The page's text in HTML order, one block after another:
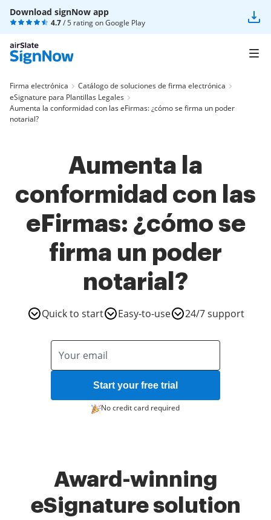
Download signNow app
4.7/ 5 rating onGoogle Play
Firma electrónica
Catálogo de soluciones de firma electrónica
eSignature para Plantillas Legales
Aumenta la conformidad con las eFirmas: ¿cómo se firma un poder
notarial?
Aumenta la
conformidad con las
eFirmas: ¿cómo se
firma un poder
notarial?
Quick to start Easy-to-use 24/7 support
Start your free trial
No credit card required
Award-winning
eSignature solution